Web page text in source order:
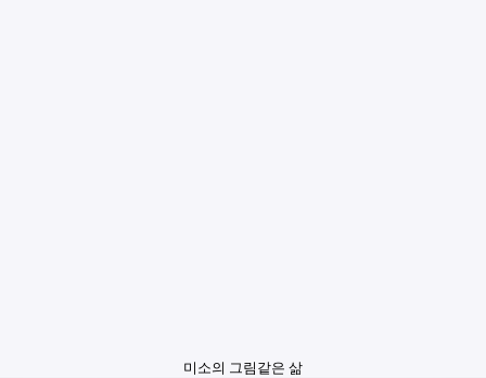
미소의 그림같은 삶